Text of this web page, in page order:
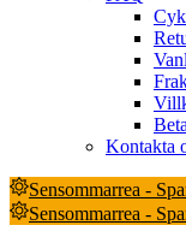
Kontakta
Sensommarrea -
Sensommarrea -